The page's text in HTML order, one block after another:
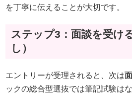
を丁寧に伝えることが大切です。
ステップ3：面談を受け
し）
エントリーが受理されると、次は
ックの総合型選抜では筆記試験は